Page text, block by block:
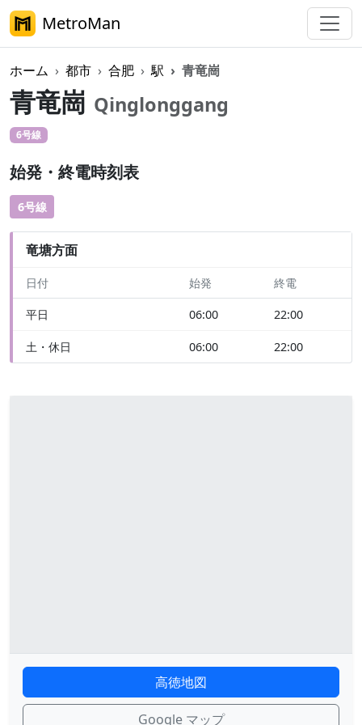
MetroMan
ホーム 都市 合肥 駅 青竜崗
青竜崗 Qinglonggang
6号線
始発・終電時刻表
6号線
竜塘方面
日付 始発 終電
平日 06:00 22:00
土・休日 06:00 22:00
高徳地図
Google マップ